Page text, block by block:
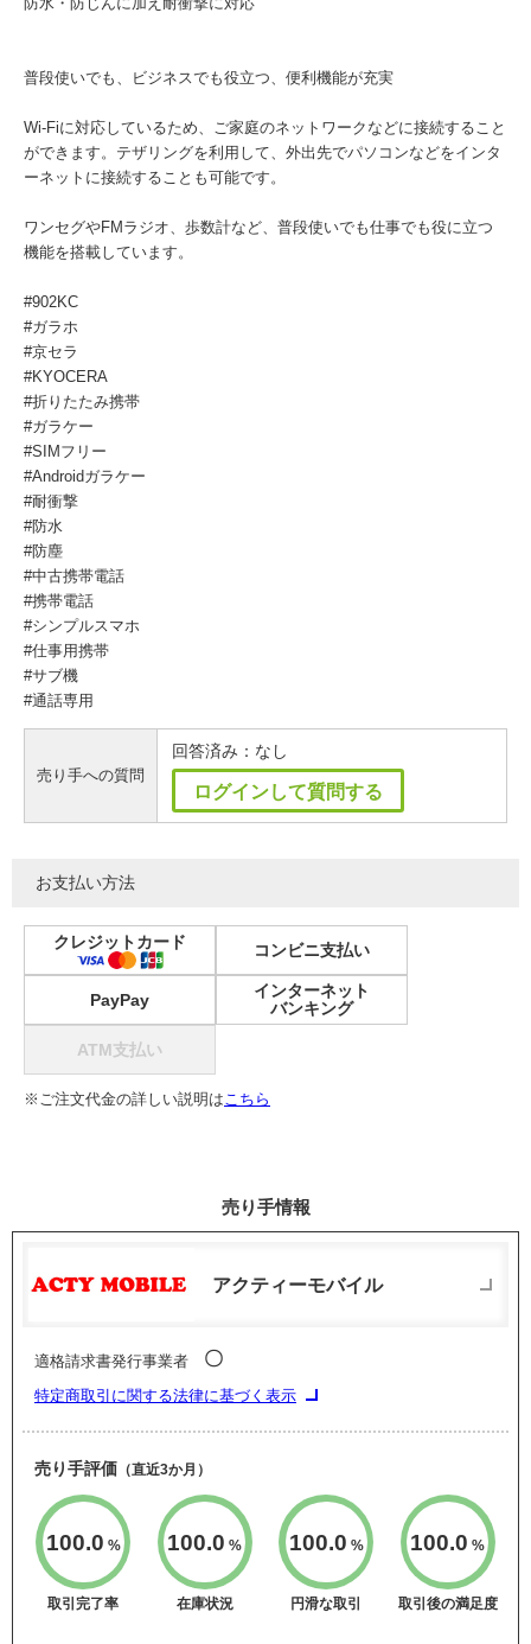
普段使いでも、ビジネスでも役立つ、便利機能が充実
Wi-Fiに対応しているため、ご家庭のネットワークなどに接続すること
ができます。テザリングを利用して、外出先でパソコンなどをインタ
ーネットに接続することも可能です。
ワンセグやFMラジオ、歩数計など、普段使いでも仕事でも役に立つ
機能を搭載しています。
#902KC
#ガラホ
#京セラ
#KYOCERA
#折りたたみ携帯
#ガラケー
#SIMフリー
#Androidガラケー
#耐衝撃
#防水
#防塵
#中古携帯電話
#携帯電話
#シンプルスマホ
#仕事用携帯
#サブ機
#通話専用
売り手への質問
回答済み：なし
ログインして質問する
お支払い方法
クレジットカード コンビニ支払い
PayPay
インターネット
バンキング
ATM支払い
※ご注文代金の詳しい説明はこちら
売り手情報
アクティーモバイル
適格請求書発行事業者 〇
特定商取引に関する法律に基づく表示
売り手評価 （直近3か月）
100.0 %
取引完了率
100.0 %
在庫状況
100.0 %
円滑な取引
100.0 %
取引後の満足度